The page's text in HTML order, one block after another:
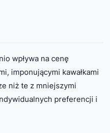
wpływa na cenę
imponującymi kawałkami
niż te z mniejszymi
preferencji i